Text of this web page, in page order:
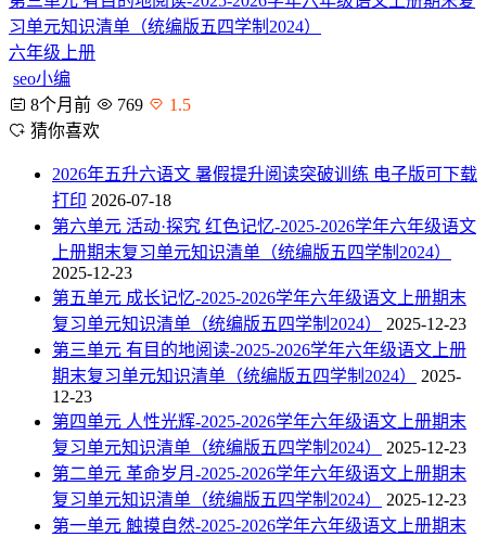
习单元知识清单（统编版五四学制2024）
六年级上册
seo小编
8个月前
769
1.5
猜你喜欢
2026年五升六语文 暑假提升阅读突破训练 电子版可下载
打印 2026-07-18
第六单元 活动·探究 红色记忆-2025-2026学年六年级语文
上册期末复习单元知识清单（统编版五四学制2024）
2025-12-23
第五单元 成长记忆-2025-2026学年六年级语文上册期末
复习单元知识清单（统编版五四学制2024）
2025-12-23
第三单元 有目的地阅读-2025-2026学年六年级语文上册
期末复习单元知识清单（统编版五四学制2024）
2025-
12-23
第四单元 人性光辉-2025-2026学年六年级语文上册期末
复习单元知识清单（统编版五四学制2024）
2025-12-23
第二单元 革命岁月-2025-2026学年六年级语文上册期末
复习单元知识清单（统编版五四学制2024）
2025-12-23
第一单元 触摸自然-2025-2026学年六年级语文上册期末